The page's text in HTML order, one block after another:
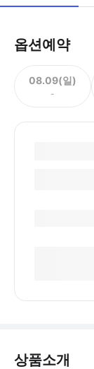
옵션예약
08.09(일)
-
상품소개